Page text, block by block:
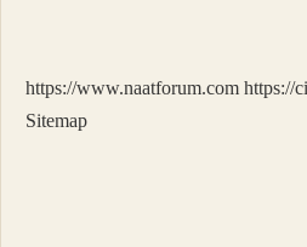
https://www.naatforum.com https://
Sitemap